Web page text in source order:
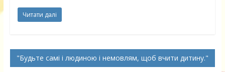
Читати далі
Будьте самі і людиною і немовлям, щоб вчити дитину.